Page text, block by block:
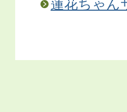
蓮花ちゃん